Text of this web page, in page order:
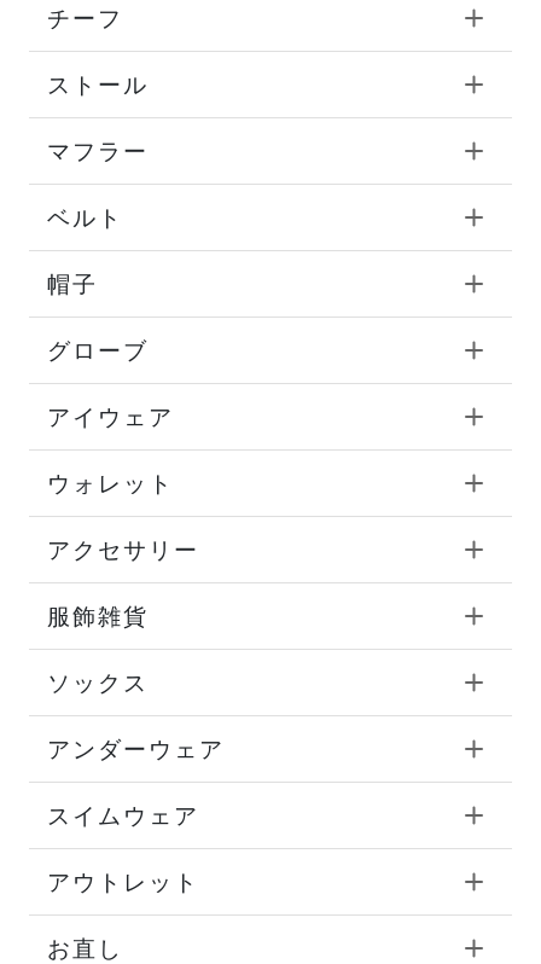
チーフ
ストール
マフラー
ベルト
帽子
グローブ
アイウェア
ウォレット
アクセサリー
服飾雑貨
ソックス
アンダーウェア
スイムウェア
アウトレット
お直し